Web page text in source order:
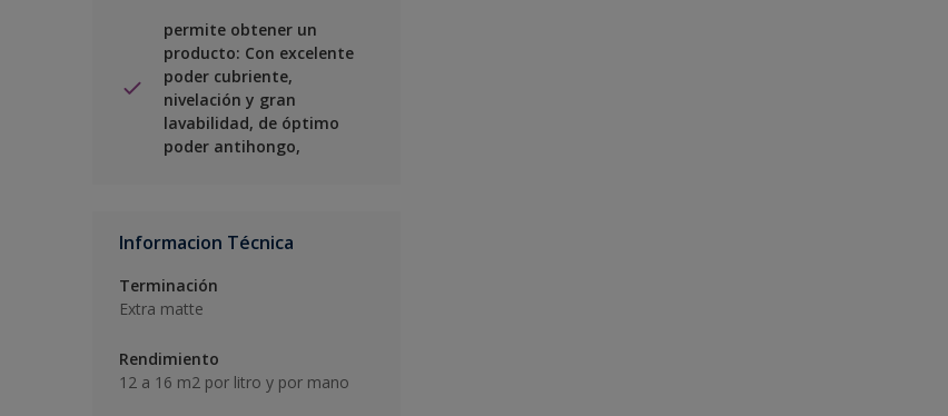
permite obtener un
producto: Con excelente
poder cubriente,
nivelación y gran
lavabilidad, de óptimo
poder antihongo,
Informacion Técnica
Terminación
Extra matte
Rendimiento
12 a 16 m2 por litro y por mano